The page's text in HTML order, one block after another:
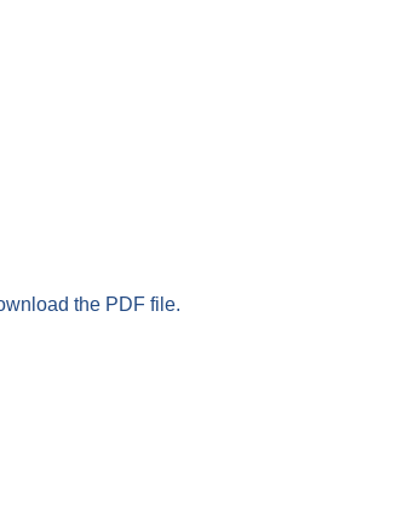
the PDF file.